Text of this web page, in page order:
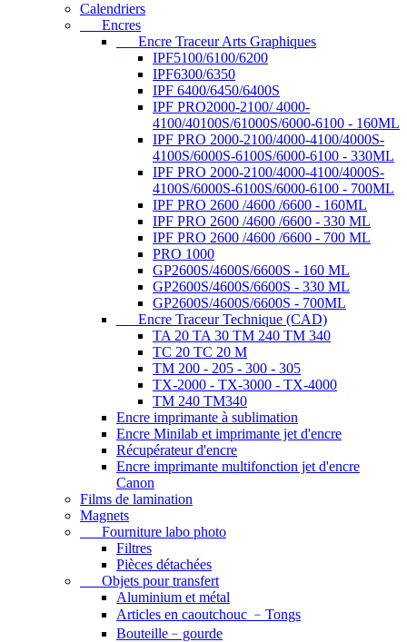
Calendriers
Encres
Encre Traceur Arts Graphiques
IPF5100/6100/6200
IPF6300/6350
IPF 6400/6450/6400S
IPF PRO2000-2100/ 4000-
4100/40100S/61000S/6000-6100 - 160ML
IPF PRO 2000-2100/4000-4100/4000S-
4100S/6000S-6100S/6000-6100 - 330ML
IPF PRO 2000-2100/4000-4100/4000S-
4100S/6000S-6100S/6000-6100 - 700ML
IPF PRO 2600 /4600 /6600 - 160ML
IPF PRO 2600 /4600 /6600 - 330 ML
IPF PRO 2600 /4600 /6600 - 700 ML
PRO 1000
GP2600S/4600S/6600S - 160 ML
GP2600S/4600S/6600S - 330 ML
GP2600S/4600S/6600S - 700ML
Encre Traceur Technique (CAD)
TA 20 TA 30 TM 240 TM 340
TC 20 TC 20 M
TM 200 - 205 - 300 - 305
TX-2000 - TX-3000 - TX-4000
TM 240 TM340
Encre imprimante à sublimation
Encre Minilab et imprimante jet d'encre
Récupérateur d'encre
Encre imprimante multifonction jet d'encre
Canon
Films de lamination
Magnets
Fourniture labo photo
Filtres
Pièces détachées
Objets pour transfert
Aluminium et métal
Articles en caoutchouc ﹣Tongs
Bouteille﹣gourde